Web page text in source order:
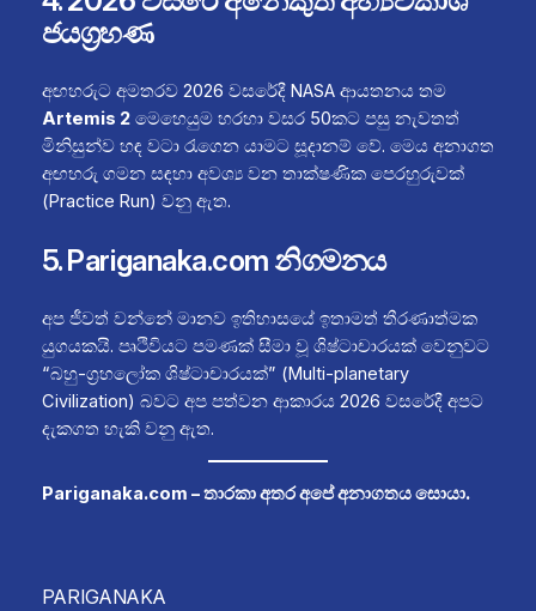
ජයග්‍රහණ
අඟහරුට අමතරව 2026 වසරේදී NASA ආයතනය තම
Artemis 2මෙහෙයුම හරහා වසර 50කට පසු නැවතත්
මිනිසුන්ව හඳ වටා රැගෙන යාමට සූදානම් වේ. මෙය අනාගත
අඟහරු ගමන සඳහා අවශ්‍ය වන තාක්ෂණික පෙරහුරුවක්
(Practice Run) වනු ඇත.
5. Pariganaka.com නිගමනය
අප ජීවත් වන්නේ මානව ඉතිහාසයේ ඉතාමත් තීරණාත්මක
යුගයකයි. පෘථිවියට පමණක් සීමා වූ ශිෂ්ටාචාරයක් වෙනුවට
“බහු-ග්‍රහලෝක ශිෂ්ටාචාරයක්” (Multi-planetary
Civilization) බවට අප පත්වන ආකාරය 2026 වසරේදී අපට
දැකගත හැකි වනු ඇත.
Pariganaka.com – තාරකා අතර අපේ අනාගතය සොයා.
PARIGANAKA